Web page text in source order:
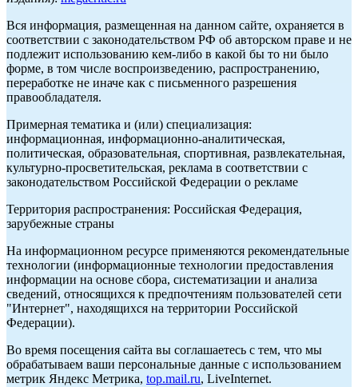
Вся информация, размещенная на данном сайте, охраняется в
соответствии с законодательством РФ об авторском праве и не
подлежит использованию кем-либо в какой бы то ни было
форме, в том числе воспроизведению, распространению,
переработке не иначе как с письменного разрешения
правообладателя.
Примерная тематика и (или) специализация:
информационная, информационно-аналитическая,
политическая, образовательная, спортивная, развлекательная,
культурно-просветительская, реклама в соответствии с
законодательством Российской Федерации о рекламе
Территория распространения: Российская Федерация,
зарубежные страны
На информационном ресурсе применяются рекомендательные
технологии (информационные технологии предоставления
информации на основе сбора, систематизации и анализа
сведений, относящихся к предпочтениям пользователей сети
"Интернет", находящихся на территории Российской
Федерации).
Во время посещения сайта вы соглашаетесь с тем, что мы
обрабатываем ваши персональные данные с использованием
метрик Яндекс Метрика, top.mail.ru, LiveInternet.